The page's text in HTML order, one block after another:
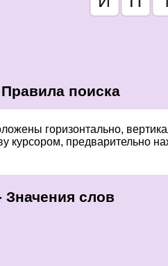
Правила поиска
горизонтально,
курсором, предварительно
Значения слов